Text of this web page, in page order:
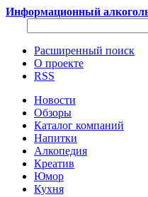
Информационный
Расширенный поиск
О проекте
RSS
Новости
Обзоры
Каталог компаний
Напитки
Алкопедия
Креатив
Юмор
Кухня